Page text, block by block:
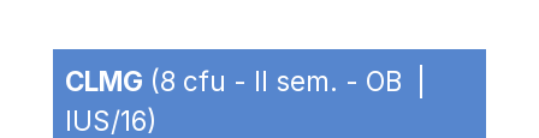
CLMG (8 cfu - II sem. - OB |
IUS/16)